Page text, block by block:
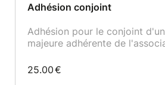
Adhésion conjoint
Adhésion pour le conjoint
majeure adhérente de
25.00€